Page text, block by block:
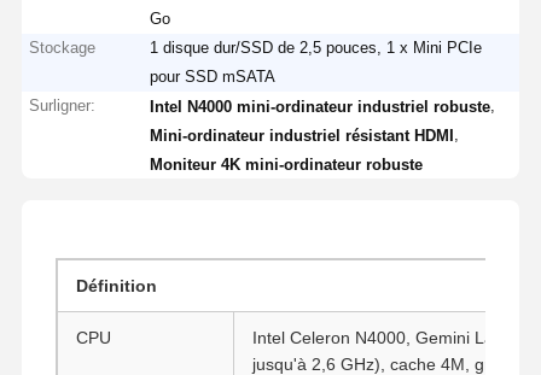
Go
Stockage
1 disque dur/SSD de 2,5 pouces, 1 x Mini PCIe
pour SSD mSATA
Surligner:
Intel N4000 mini-ordinateur industriel robuste
Mini-ordinateur industriel résistant HDMI
Moniteur 4K mini-ordinateur robuste
Définition
CPU
Intel Celeron N4000, Gemini Lake,
jusqu'à 2,6 GHz), cache 4M,